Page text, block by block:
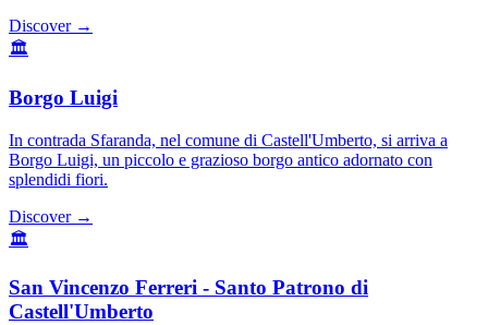
Discover →
🏛️
Borgo Luigi
In contrada Sfaranda, nel comune di Castell'Umberto, si arriva a
Borgo Luigi, un piccolo e grazioso borgo antico adornato con
splendidi fiori.
Discover →
🏛️
San Vincenzo Ferreri - Santo Patrono di
Castell'Umberto